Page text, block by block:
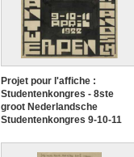
Projet pour l'affiche :
Studentenkongres - 8ste
groot Nederlandsche
Studentenkongres 9-10-11
Jozef Peeters